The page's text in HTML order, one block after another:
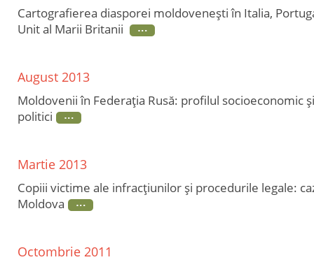
Cartografierea diasporei moldoveneşti în Italia,
Unit al Marii Britanii
August 2013
Moldovenii în Federaţia Rusă: profilul socioeconomic
politici
Martie 2013
Copiii victime ale infracţiunilor şi procedurile legale:
Moldova
Octombrie 2011